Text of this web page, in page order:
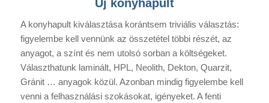
Új konyhapult
A konyhapult kiválasztása korántsem triviális választás:
figyelembe kell vennünk az összetétel többi részét, az
anyagot, a színt és nem utolsó sorban a költségeket.
Választhatunk laminált, HPL, Neolith, Dekton, Quarzit,
Gránit … anyagok közül. Azonban mindig figyelembe kell
venni a felhasználási szokásokat, igényeket. A fenti